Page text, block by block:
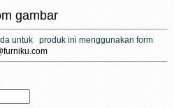
gambar
untuk produk ini menggunakan form